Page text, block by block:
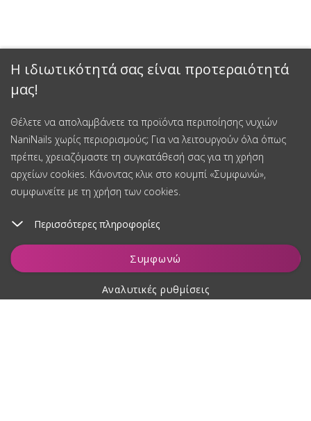
Η ιδιωτικότητά σας είναι προτεραιότητά
μας!
Θέλετε να απολαμβάνετε τα προϊόντα περιποίησης νυχιών
NaniNails χωρίς περιορισμούς; Για να λειτουργούν όλα όπως
πρέπει, χρειαζόμαστε τη συγκατάθεσή σας για τη χρήση
αρχείων cookies. Κάνοντας κλικ στο κουμπί «Συμφωνώ»,
συμφωνείτε με τη χρήση των cookies.
Περισσότερες πληροφορίες
Συμφωνώ
Αναλυτικές ρυθμίσεις
Προσθήκη στο καλάθι